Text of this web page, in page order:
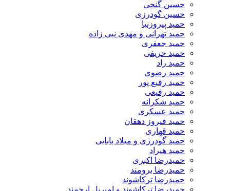
حسین گنجی
حسین گودرزی
حمید پیروزنیا
حمید تهرانی و مهدی نبی زاده
حمید جعفری
حمید حریفی
حمید راد
حمید رضوی
حمید رفیع پور
حمید رفیعی
حمید شکرانه
حمید عسکری
حمید فیروز دهقان
حمید قهاری
حمید گودرزی و میلاد بابایی
حمید هیراد
حمیدرضا اکبری
حمیدرضا برومند
حمیدرضا ترکاشوند